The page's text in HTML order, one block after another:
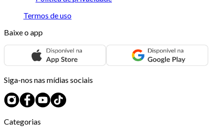
Termos de uso
Baixe o app
Siga-nos nas mídias sociais
Categorias